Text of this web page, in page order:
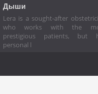
Дыши
Lera is a sought-after
who works with the
prestigious patients, but
personal l